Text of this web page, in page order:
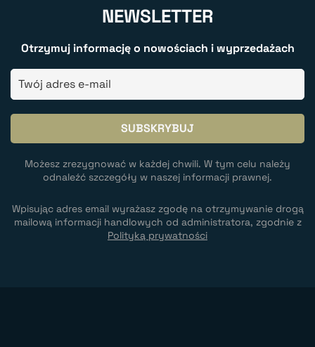
NEWSLETTER
Otrzymuj informację o nowościach i wyprzedażach
Możesz zrezygnować w każdej chwili. W tym celu należy
odnaleźć szczegóły w naszej informacji prawnej.
Wpisując adres email wyrażasz zgodę na otrzymywanie drogą
mailową informacji handlowych od administratora, zgodnie z
Polityką prywatności